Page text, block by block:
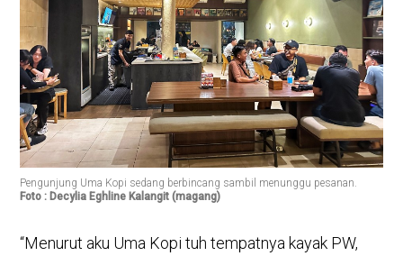
Pengunjung Uma Kopi sedang berbincang sambil menunggu pesanan.
Foto : Decylia Eghline Kalangit (magang)
“Menurut aku Uma Kopi tuh tempatnya kayak PW,